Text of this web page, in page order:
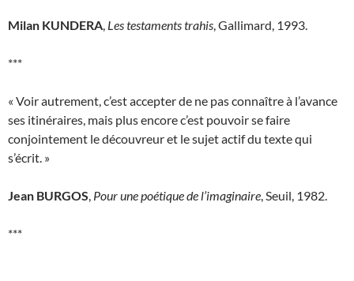
Milan KUNDERA, Les testaments trahis, Gallimard, 1993.
***
« Voir autrement, c’est accepter de ne pas connaître à l’avance
ses itinéraires, mais plus encore c’est pouvoir se faire
conjointement le découvreur et le sujet actif du texte qui
s’écrit. »
Jean BURGOS, Pour une poétique de l’imaginaire, Seuil, 1982.
***